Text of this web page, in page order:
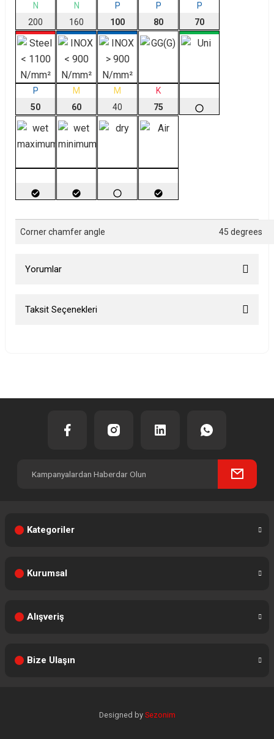
N
200
N
160
P
100
P
80
P
70
P
50
M
60
M
40
K
75
Corner chamfer angle 45 degrees
Yorumlar
Taksit Seçenekleri
Kategoriler
Kurumsal
Alışveriş
Bize Ulaşın
Designed by Sezonim